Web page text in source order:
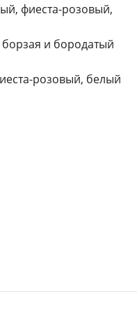
фиеста-розовый,
борзая и бородатый
розовый, белый